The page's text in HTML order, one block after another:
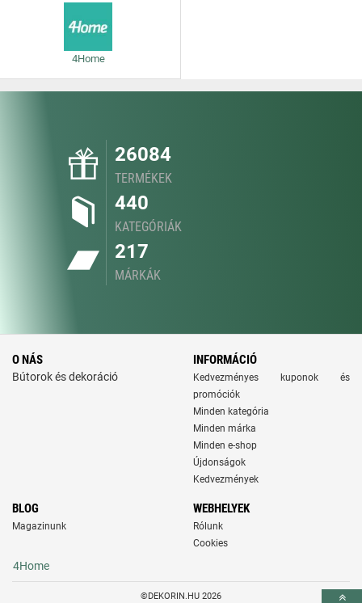
4Home
26084
TERMÉKEK
440
KATEGÓRIÁK
217
MÁRKÁK
O NÁS
Bútorok és dekoráció
INFORMÁCIÓ
Kedvezményes kuponok és
promóciók
Minden kategória
Minden márka
Minden e-shop
Újdonságok
Kedvezmények
BLOG
Magazinunk
WEBHELYEK
Rólunk
Cookies
4Home
©DEKORIN.HU 2026